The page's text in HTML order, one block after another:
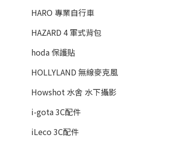
HARO 專業自行車
HAZARD 4 軍式背包
hoda 保護貼
HOLLYLAND 無線麥克風
Howshot 水舍 水下攝影
i-gota 3C配件
iLeco 3C配件